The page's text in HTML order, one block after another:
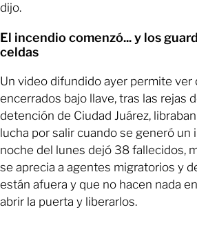
dijo.
El incendio comenzó... y los
celdas
Un video difundido ayer permite ver
encerrados bajo llave, tras las rejas
detención de Ciudad Juárez,
lucha por salir cuando se generó un
noche del lunes dejó 38 fallecidos,
se aprecia a agentes migratorios y
están afuera y que no hacen nada
abrir la puerta y liberarlos.